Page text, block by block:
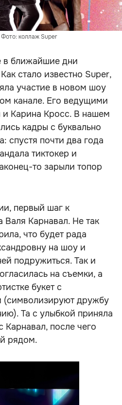
коллаж Super
в ближайшие дни
стало известно Super,
участие в новом шоу
канале. Его ведущими
и Карина Кросс. В нашем
кадры с буквально
спустя почти два года
тиктокер и
то зарыли топор
первый шаг к
Карнавал. Не так
что будет рада
на шоу и
подружиться. Так и
на съемки, а
букет с
(символизируют дружбу
Та с улыбкой приняла
Карнавал, после чего
рядом.